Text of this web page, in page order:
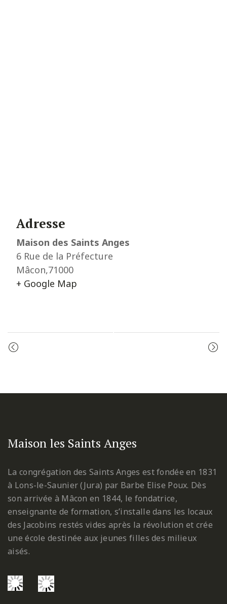
Adresse
Maison des Saints Anges
6 Rue de la Préfecture
Mâcon,71000
+ Google Map
Event
Maison les Saints Anges
La congrégation des Saints Anges est fondée en 1831
à Lons-le-Saunier (Jura) par Barbe Elise Poux. Dès
son arrivée à Mâcon en 1844, le fondatrice,
enseignante de formation, s’installe dans les locaux
des Jacobins restés vides après la révolution et crée
une école destinée aux jeunes filles des milieux
aisés.